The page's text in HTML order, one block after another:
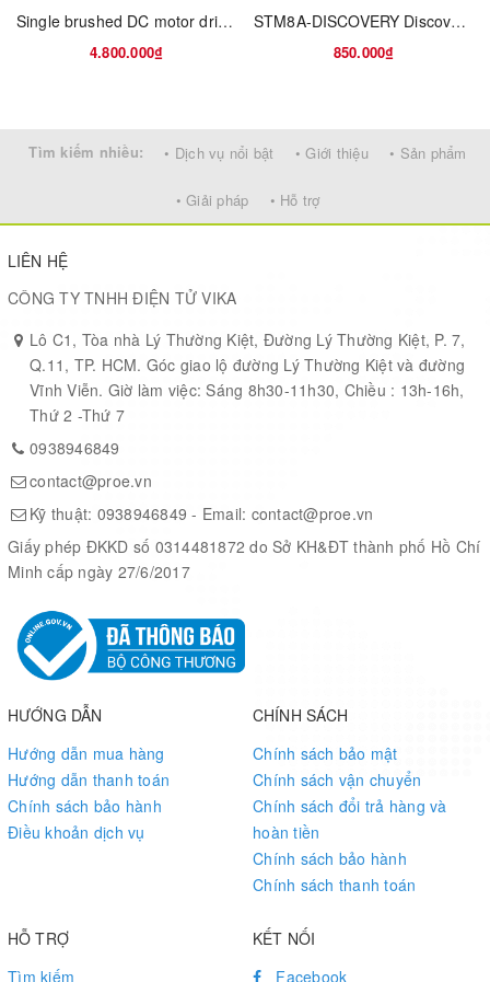
Single brushed DC motor driver expansion board based on STSPIN958
4.800.000₫
STM8A-DISCOVERY Discovery kit with STM8AF5288 and STM8AL3L68 MCUs
850.000₫
Tìm kiếm nhiều: • Dịch vụ nổi bật • Giới thiệu • Sản phẩm
• Giải pháp • Hỗ trợ
LIÊN HỆ
CÔNG TY TNHH ĐIỆN TỬ VIKA
Lô C1, Tòa nhà Lý Thường Kiệt, Đường Lý Thường Kiệt, P. 7,
Q.11, TP. HCM. Góc giao lộ đường Lý Thường Kiệt và đường
Vĩnh Viễn. Giờ làm việc: Sáng 8h30-11h30, Chiều : 13h-16h,
Thứ 2 -Thứ 7
0938946849
contact@proe.vn
Kỹ thuật: 0938946849 - Email: contact@proe.vn
Giấy phép ĐKKD số 0314481872 do Sở KH&ĐT thành phố Hồ Chí
Minh cấp ngày 27/6/2017
HƯỚNG DẪN
Hướng dẫn mua hàng
Hướng dẫn thanh toán
Chính sách bảo hành
Điều khoản dịch vụ
CHÍNH SÁCH
Chính sách bảo mật
Chính sách vận chuyển
Chính sách đổi trả hàng và
hoàn tiền
Chính sách bảo hành
Chính sách thanh toán
HỖ TRỢ
Tìm kiếm
KẾT NỐI
Facebook